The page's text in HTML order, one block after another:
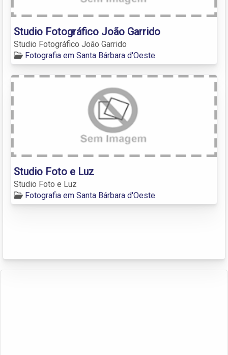
Studio Fotográfico João Garrido
Studio Fotográfico João Garrido
Fotografia em Santa Bárbara d'Oeste
Studio Foto e Luz
Studio Foto e Luz
Fotografia em Santa Bárbara d'Oeste